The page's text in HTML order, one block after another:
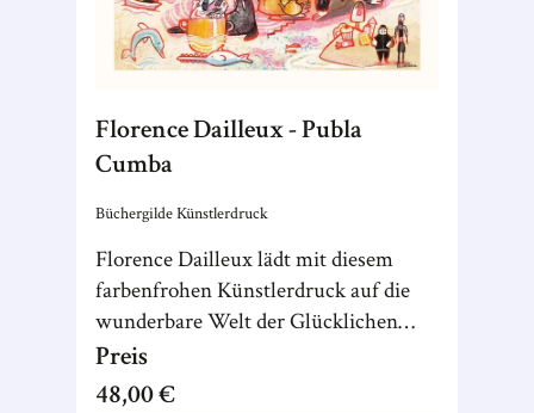
Florence Dailleux - Publa
Cumba
Büchergilde Künstlerdruck
Florence Dailleux lädt mit diesem
farbenfrohen Künstlerdruck auf die
wunderbare Welt der Glücklichen
Inseln ein, einen Ort voller Harmonie,
Hoffnung und Witz.
Preis
48,00 €